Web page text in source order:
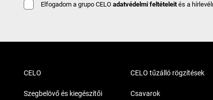
Elfogadom a grupo CELO adatvédelmi feltételeités a
CELO
Szegbelövő és kiegészítői
CELO tűzálló rögzítések
Csavarok